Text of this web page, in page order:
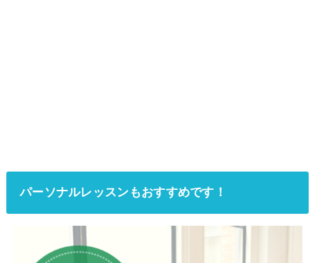
パーソナルレッスンもおすすめです！